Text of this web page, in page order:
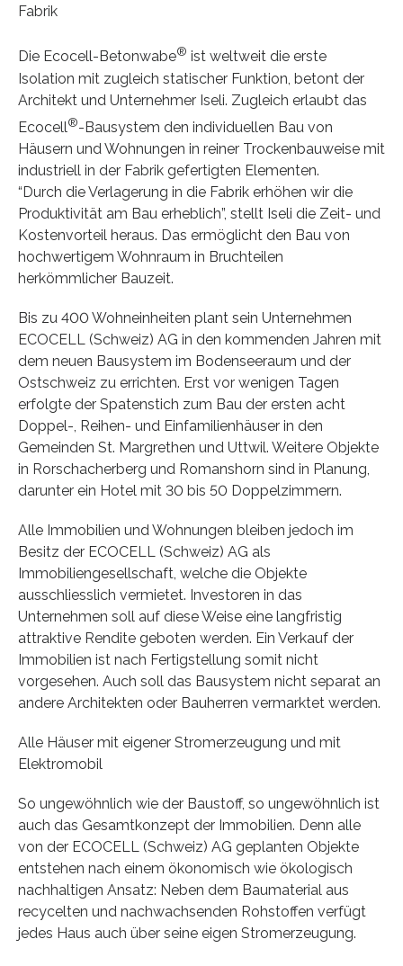
Fabrik
Die Ecocell-Betonwabe® ist weltweit die erste
Isolation mit zugleich statischer Funktion, betont der
Architekt und Unternehmer Iseli. Zugleich erlaubt das
Ecocell®-Bausystem den individuellen Bau von
Häusern und Wohnungen in reiner Trockenbauweise mit
industriell in der Fabrik gefertigten Elementen.
“Durch die Verlagerung in die Fabrik erhöhen wir die
Produktivität am Bau erheblich”, stellt Iseli die Zeit- und
Kostenvorteil heraus. Das ermöglicht den Bau von
hochwertigem Wohnraum in Bruchteilen
herkömmlicher Bauzeit.
Bis zu 400 Wohneinheiten plant sein Unternehmen
ECOCELL (Schweiz) AG in den kommenden Jahren mit
dem neuen Bausystem im Bodenseeraum und der
Ostschweiz zu errichten. Erst vor wenigen Tagen
erfolgte der Spatenstich zum Bau der ersten acht
Doppel-, Reihen- und Einfamilienhäuser in den
Gemeinden St. Margrethen und Uttwil. Weitere Objekte
in Rorschacherberg und Romanshorn sind in Planung,
darunter ein Hotel mit 30 bis 50 Doppelzimmern.
Alle Immobilien und Wohnungen bleiben jedoch im
Besitz der ECOCELL (Schweiz) AG als
Immobiliengesellschaft, welche die Objekte
ausschliesslich vermietet. Investoren in das
Unternehmen soll auf diese Weise eine langfristig
attraktive Rendite geboten werden. Ein Verkauf der
Immobilien ist nach Fertigstellung somit nicht
vorgesehen. Auch soll das Bausystem nicht separat an
andere Architekten oder Bauherren vermarktet werden.
Alle Häuser mit eigener Stromerzeugung und mit
Elektromobil
So ungewöhnlich wie der Baustoff, so ungewöhnlich ist
auch das Gesamtkonzept der Immobilien. Denn alle
von der ECOCELL (Schweiz) AG geplanten Objekte
entstehen nach einem ökonomisch wie ökologisch
nachhaltigen Ansatz: Neben dem Baumaterial aus
recycelten und nachwachsenden Rohstoffen verfügt
jedes Haus auch über seine eigen Stromerzeugung.